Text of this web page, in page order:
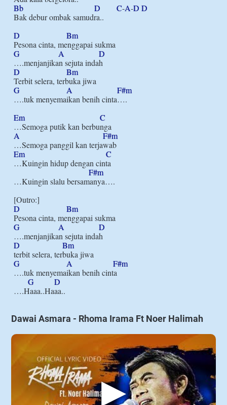
Bb
D C-A-D D
Bak debur ombak samudra..
D
Bm
G
A
D
D
Bm
G
A
F#m
….tuk menyemaikan benih cinta….
Em
C
A
F#m
Em
C
…Kuingin hidup dengan cinta
F#m
…Kuingin slalu bersamanya….
D
Bm
G
A
D
D
Bm
G
A
F#m
….tuk menyemaikan benih cinta
G
D
Dawai Asmara - Rhoma Irama Ft Noer Halimah
▶